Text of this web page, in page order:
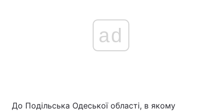
ad
До Подільська Одеської області, в якому